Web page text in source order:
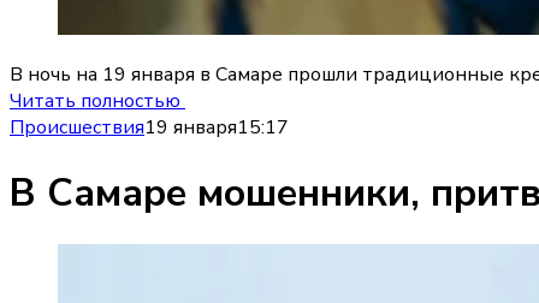
В ночь на 19 января в Самаре прошли традиционные
Читать полностью
Происшествия19 января15:17
В Самаре мошенники,